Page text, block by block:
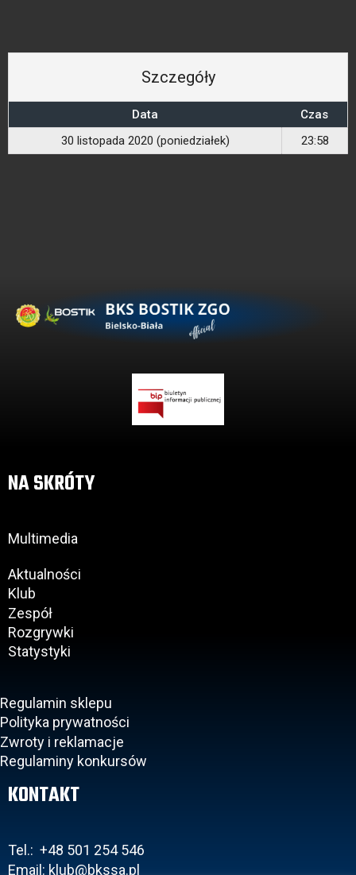
Szczegóły
Data
Czas
30 listopada 2020 (poniedziałek)
23:58
NA SKRÓTY
Multimedia
Aktualności
Klub
Zespół
Rozgrywki
Statystyki
Regulamin sklepu
Polityka prywatności
Zwroty i reklamacje
Regulaminy konkursów
KONTAKT
Tel.: +48 501 254 546
Email: klub@bkssa.pl